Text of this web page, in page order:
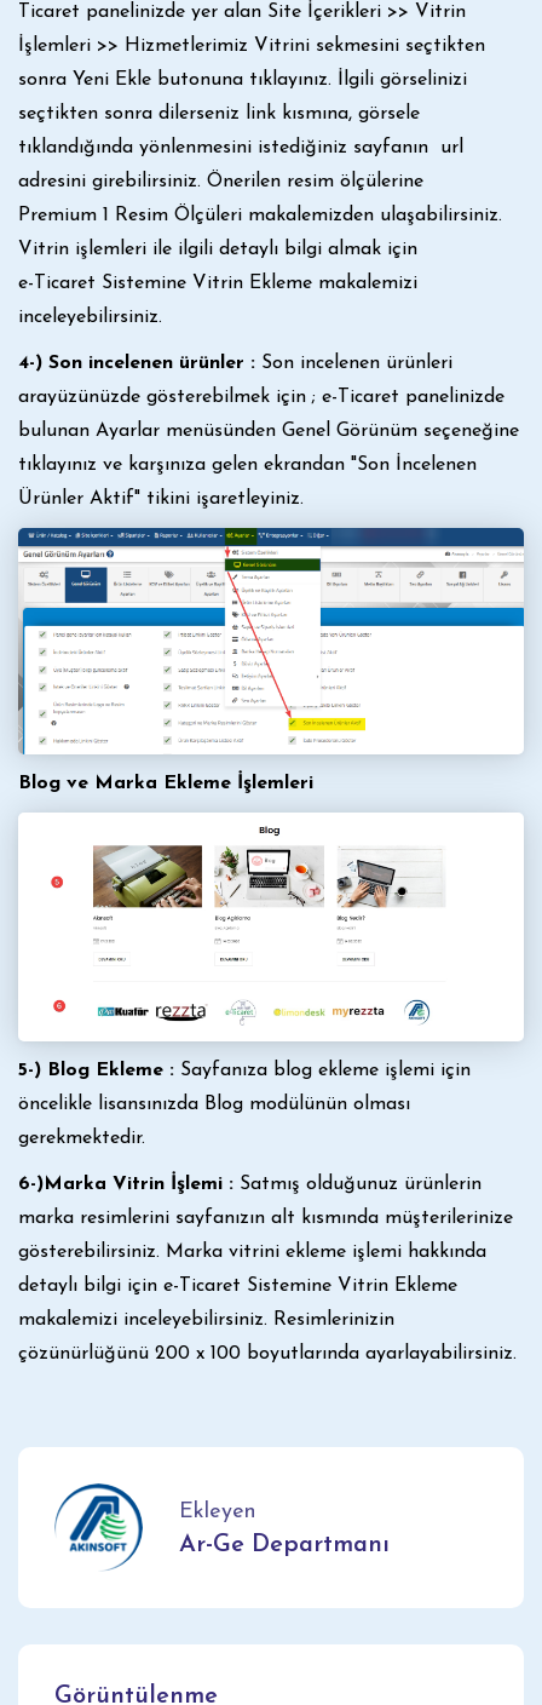
Ticaret panelinizde yer alan Site İçerikleri >> Vitrin
İşlemleri >> Hizmetlerimiz Vitrini sekmesini seçtikten
sonra Yeni Ekle butonuna tıklayınız. İlgili görselinizi
seçtikten sonra dilerseniz link kısmına, görsele
tıklandığında yönlenmesini istediğiniz sayfanın url
adresini girebilirsiniz. Önerilen resim ölçülerine
Premium 1 Resim Ölçüleri makalemizden ulaşabilirsiniz.
Vitrin işlemleri ile ilgili detaylı bilgi almak için
e-Ticaret Sistemine Vitrin Ekleme makalemizi
inceleyebilirsiniz.
4-) Son incelenen ürünler : Son incelenen ürünleri
arayüzünüzde gösterebilmek için ; e-Ticaret panelinizde
bulunan Ayarlar menüsünden Genel Görünüm seçeneğine
tıklayınız ve karşınıza gelen ekrandan "Son İncelenen
Ürünler Aktif" tikini işaretleyiniz.
Blog ve Marka Ekleme İşlemleri
5-) Blog Ekleme : Sayfanıza blog ekleme işlemi için
öncelikle lisansınızda Blog modülünün olması
gerekmektedir.
6-)Marka Vitrin İşlemi : Satmış olduğunuz ürünlerin
marka resimlerini sayfanızın alt kısmında müşterilerinize
gösterebilirsiniz. Marka vitrini ekleme işlemi hakkında
detaylı bilgi için e-Ticaret Sistemine Vitrin Ekleme
makalemizi inceleyebilirsiniz. Resimlerinizin
çözünürlüğünü 200 x 100 boyutlarında ayarlayabilirsiniz.
Ekleyen
Ar-Ge Departmanı
Görüntülenme